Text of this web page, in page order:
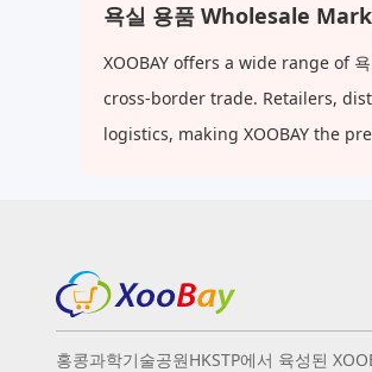
욕실 용품 Wholesale
XOOBAY offers a wide range of
cross-border trade. Retailers,
logistics, making XOOBAY the
홍콩과학기술공원HKSTP에서 육성된